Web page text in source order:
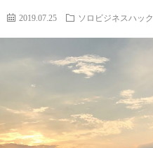
2019.07.25 ソロビジネスハック